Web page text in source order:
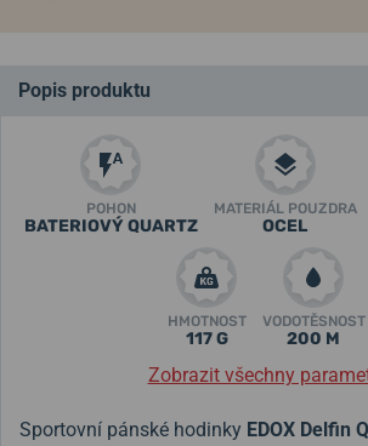
Popis produktu
POHON
BATERIOVÝ QUARTZ
MATERIÁL POUZDRA
OCEL
HMOTNOST
117 G
VODOTĚSNOST
200 M
Zobrazit všechny
Sportovní pánské hodinky EDOX Delfin